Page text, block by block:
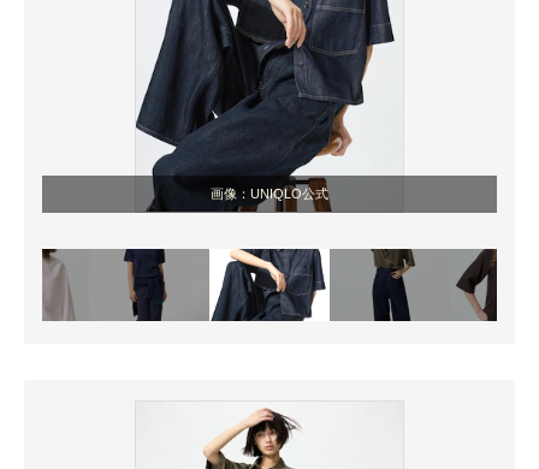
画像：UNIQLO公式